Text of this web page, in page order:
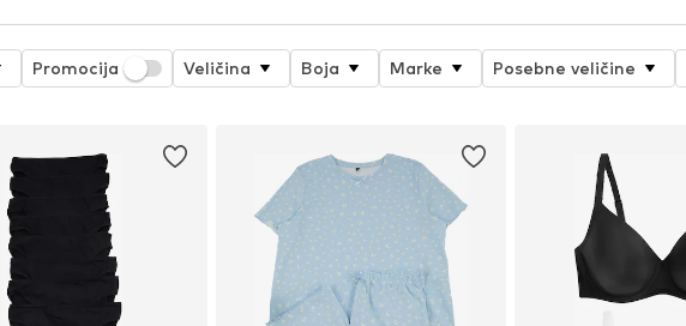
Promocija Veličina Boja Marke Posebne veličine